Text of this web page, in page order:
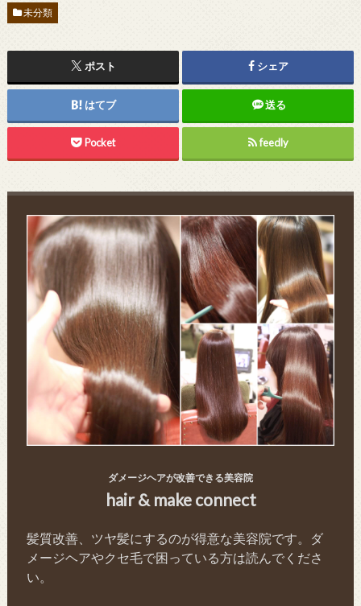
未分類
ポスト シェア
はてブ 送る
Pocket feedly
ダメージヘアが改善できる美容院
hair & make connect
髪質改善、ツヤ髪にするのが得意な美容院です。ダ
メージヘアやクセ毛で困っている方は読んでくださ
い。